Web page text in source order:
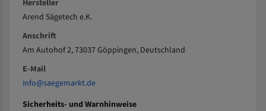
Hersteller
Arend Sägetech e.K.
Anschrift
Am Autohof 2, 73037 Göppingen, Deutschland
E-Mail
info@saegemarkt.de
Sicherheits- und Warnhinweise